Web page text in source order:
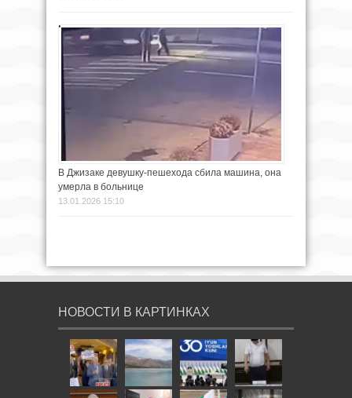
В Джизаке девушку-пешехода сбила машина, она
умерла в больнице
13.01.2026 15:10
НОВОСТИ В КАРТИНКАХ